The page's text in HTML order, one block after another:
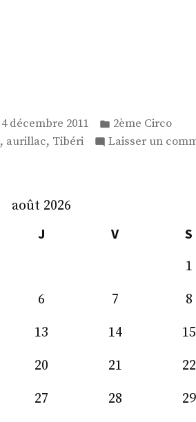
4 décembre 2011
Publié
dans
2ème Circo
, aurillac, Tibéri Laisser un
août 2026
J V S
1
6 7 8
13 14 15
20 21 22
27 28 29